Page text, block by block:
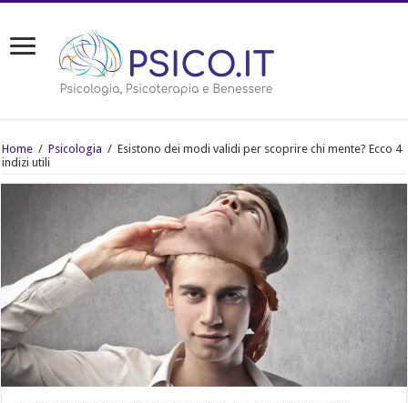
Home / Psicologia / Esistono dei modi validi per scoprire chi mente? Ecco 4
indizi utili